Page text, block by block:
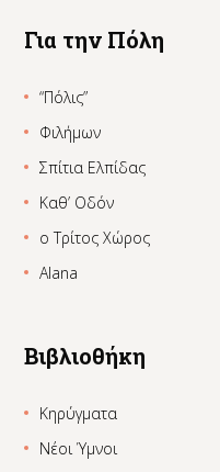
Για την Πόλη
“Πόλις”
Φιλήμων
Σπίτια Ελπίδας
Καθ’ Οδόν
ο Τρίτος Χώρος
Alana
Βιβλιοθήκη
Κηρύγματα
Νέοι Ύμνοι